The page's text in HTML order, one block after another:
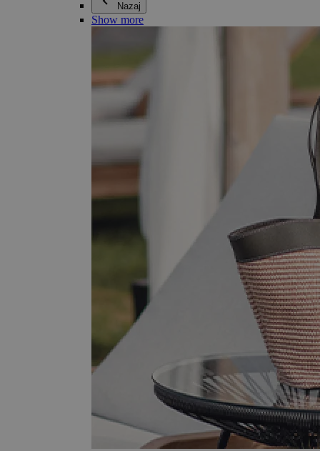
Nazaj
Show more